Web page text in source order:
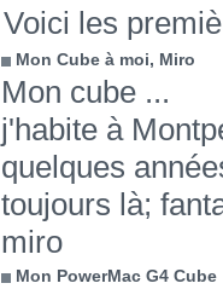
Voici les
Mon Cube à moi, Miro
Mon cube ...
j'habite à
quelques
toujours là;
miro
Mon PowerMac G4 Cube